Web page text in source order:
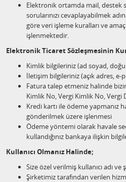
Elektronik ortamda mail, destek
sorularınızı cevaplayabilmek
göre veri işleme kuralları ve
işlenmektedir.
Elektronik Ticaret Sözleşmesinin
Kimlik bilgileriniz (ad soyad,
İletişim bilgileriniz (açık adres,
Fatura talep etmeniz halinde
Kimlik No, Vergi Kimlik No, Vergi
Kredi kartı ile ödeme yapmanız
gönderilmek üzere işlenmesi
Ödeme yöntemi olarak havale
kullandığınız bankaya ilişkin
Kullanıcı Olmanız Halinde;
Size özel verilmiş kullanıcı adı ve
Şirketimiz tarafından verilen